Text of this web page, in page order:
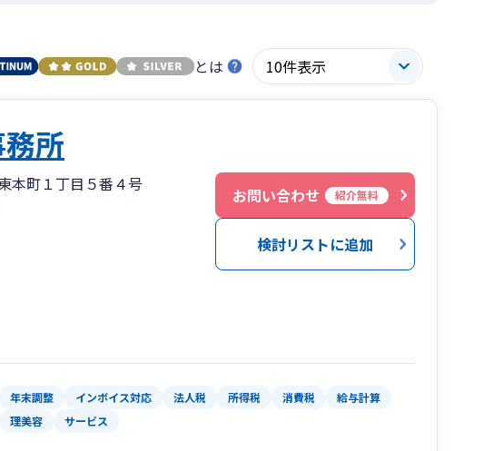
とは
所
本町１丁目５番４号
お問い合わせ 紹介無料
検討リストに追加
年末調整 インボイス対応 法人税 所得税 消費税 給与計算
理美容 サービス